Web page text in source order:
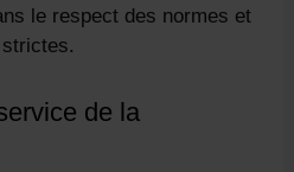
le respect des normes et
de la